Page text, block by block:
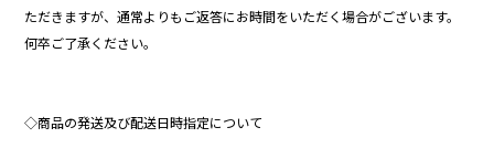
ただきますが、通常よりもご返答にお時間をいただく場合がございます。
何卒ご了承ください。
◇商品の発送及び配送日時指定について